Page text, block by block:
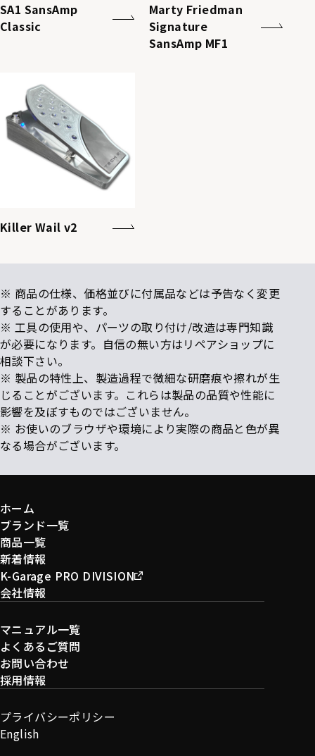
SA1 SansAmp
Classic
Marty Friedman
Signature
SansAmp MF1
Killer Wail v2
※ 商品の仕様、価格並びに付属品などは予告なく変更
することがあります。
※ 工具の使用や、パーツの取り付け/改造は専門知識
が必要になります。自信の無い方はリペアショップに
相談下さい。
※ 製品の特性上、製造過程で微細な研磨痕や擦れが生
じることがございます。これらは製品の品質や性能に
影響を及ぼすものではございません。
※ お使いのブラウザや環境により実際の商品と色が異
なる場合がございます。
ホーム
ブランド一覧
商品一覧
新着情報
K-Garage PRO DIVISION
会社情報
マニュアル一覧
よくあるご質問
お問い合わせ
採用情報
プライバシーポリシー
English